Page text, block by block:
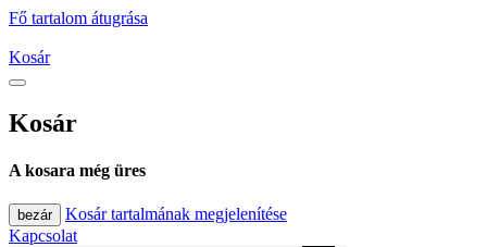
Fő tartalom átugrása
Kosár
Kosár
A kosara még üres
bezár
Kosár tartalmának megjelenítése
Kapcsolat